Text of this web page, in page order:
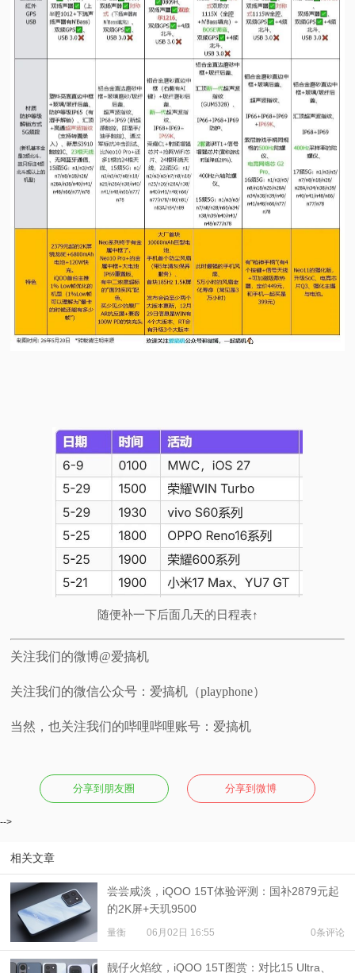
随便补一下后面几天的日程表↑
关注我们的微博@爱搞机
关注我们的微信公众号：爱搞机（playphone）
当然，也关注我们的哔哩哔哩账号：爱搞机
分享到朋友圈 分享到微博
-->
相关文章
尝尝咸淡，iQOO 15T体验评测：国补2879元起
的2K屏+天玑9500
量衡 06月02日 16:55 0条评论
靓仔火焰纹，iQOO 15T图赏：对比15 Ultra、